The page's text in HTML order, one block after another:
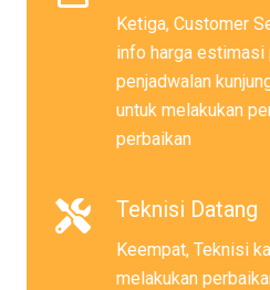
Ketiga, Customer
info harga estimasi
penjadwalan
untuk melakukan
perbaikan
Teknisi Datang
Keempat, Teknisi
melakukan